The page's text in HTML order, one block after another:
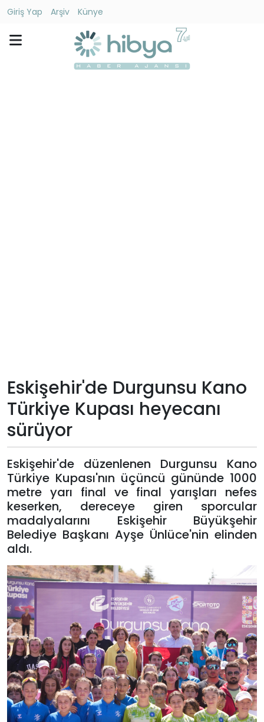
Giriş Yap Arşiv
Künye
Künye
Giriş
Yap
Eskişehir'de Durgunsu Kano
Türkiye Kupası heyecanı
sürüyor
Eskişehir'de düzenlenen Durgunsu Kano
Türkiye Kupası'nın üçüncü gününde 1000
metre yarı final ve final yarışları nefes
keserken, dereceye giren sporcular
madalyalarını Eskişehir Büyükşehir
Belediye Başkanı Ayşe Ünlüce'nin elinden
aldı.